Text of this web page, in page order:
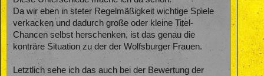
Da wir eben in steter Regelmäßigkeit wichtige Spiele
verkacken und dadurch große oder kleine Titel-
Chancen selbst herschenken, ist das genau die
konträre Situation zu der der Wolfsburger Frauen.
Letztlich sehe ich das auch bei der Bewertung der